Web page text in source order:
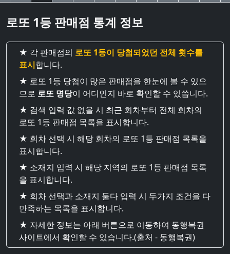
로또 1등 판매점 통계 정보
★ 각 판매점의 로또 1등이 당첨되었던 전체 횟수를
표시합니다.
★ 로또 1등 당첨이 많은 판매점을 한눈에 볼 수 있으
므로 로또 명당이 어디인지 바로 확인할 수 있씁니다.
★ 검색 입력 값 없을 시 최근 회차부터 전체 회차의
로또 1등 판매점 목록을 표시합니다.
★ 회차 선택 시 해당 회차의 로또 1등 판매점 목록을
표시합니다.
★ 소재지 입력 시 해당 지역의 로또 1등 판매점 목록
을 표시합니다.
★ 회차 선택과 소재지 둘다 입력 시 두가지 조건을 다
만족하는 목록을 표시합니다.
★ 자세한 정보는 아래 버튼으로 이동하여 동행복권
사이트에서 확인할 수 있습니다.(출처 - 동행복권)